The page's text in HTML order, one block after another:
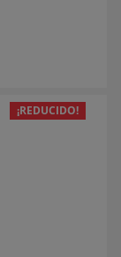
¡REDUCIDO!